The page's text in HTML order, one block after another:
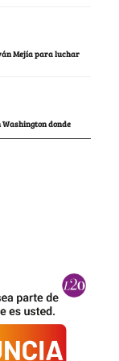
Mejía para luchar
Washington donde